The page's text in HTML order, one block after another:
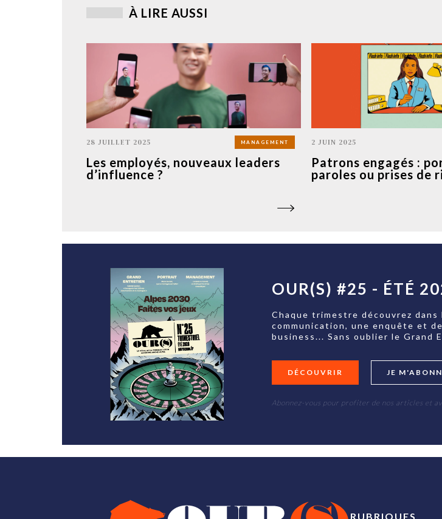
À LIRE AUSSI
28 JUILLET 2025 MANAGEMENT
Les employés, nouveaux leaders
d’influence ?
2 JUIN 2025
Patrons engagés :
paroles ou prises de
OUR(S) #25 - ÉTÉ
Chaque trimestre découvrez
communication, une enquête et
business... Sans oublier le Grand
DÉCOUVRIR JE
Abonnez-vous pour profiter de nos articles et
RUBRIQUES